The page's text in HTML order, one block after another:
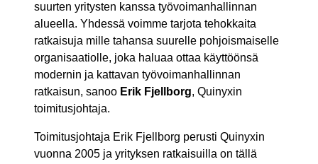
suurten yritysten kanssa työvoimanhallinnan
alueella. Yhdessä voimme tarjota tehokkaita
ratkaisuja mille tahansa suurelle pohjoismaiselle
organisaatiolle, joka haluaa ottaa käyttöönsä
modernin ja kattavan työvoimanhallinnan
ratkaisun, sanoo Erik Fjellborg, Quinyxin
toimitusjohtaja.
Toimitusjohtaja Erik Fjellborg perusti Quinyxin
vuonna 2005 ja yrityksen ratkaisuilla on tällä